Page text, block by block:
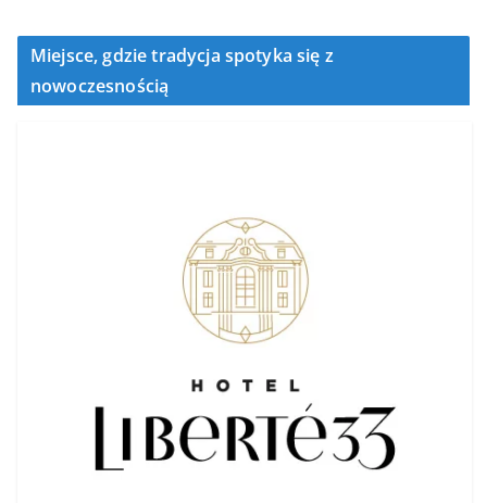
Miejsce, gdzie tradycja spotyka się z
nowoczesnością